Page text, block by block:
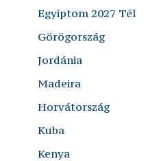
Egyiptom 2027 Tél
Görögország
Jordánia
Madeira
Horvátország
Kuba
Kenya